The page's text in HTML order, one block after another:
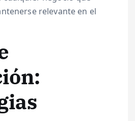
relevante en el